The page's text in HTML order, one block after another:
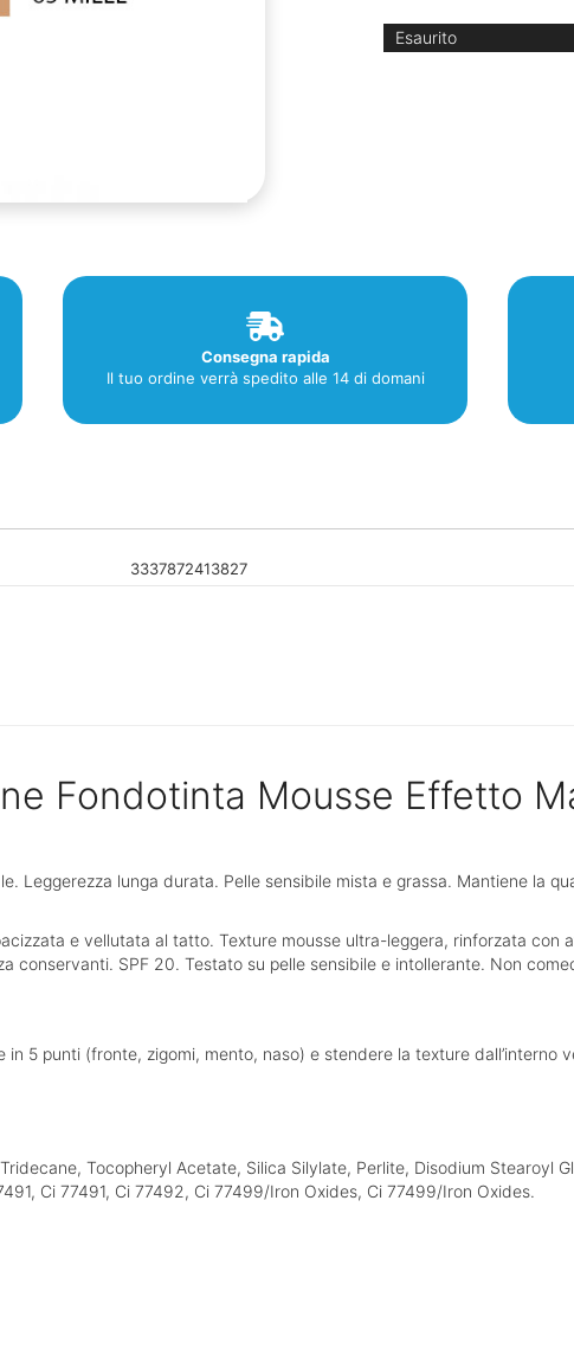
Esaurito
Consegna rapida
Il tuo ordine verrà spedito alle 14 di domani
3337872413827
Fondotinta Mousse Effetto
Leggerezza lunga durata. Pelle sensibile mista e grassa. Mantiene la
e vellutata al tatto. Texture mousse ultra-leggera, rinforzata con
conservanti. SPF 20. Testato su pelle sensibile e intollerante. Non
5 punti (fronte, zigomi, mento, naso) e stendere la texture dall’interno
Tocopheryl Acetate, Silica Silylate, Perlite, Disodium Stearoyl
Ci 77491, Ci 77492, Ci 77499/Iron Oxides, Ci 77499/Iron Oxides.